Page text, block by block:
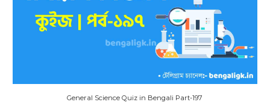
General Science Quiz in Bengali Part-197